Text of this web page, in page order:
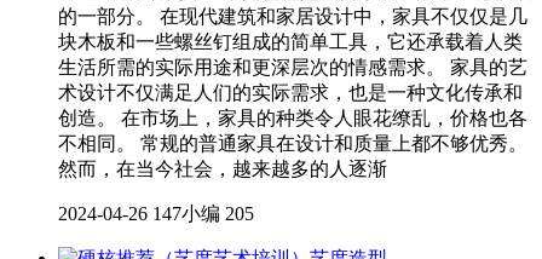
的一部分。 在现代建筑和家居设计中，家具不仅仅是几
块木板和一些螺丝钉组成的简单工具，它还承载着人类
生活所需的实际用途和更深层次的情感需求。 家具的艺
术设计不仅满足人们的实际需求，也是一种文化传承和
创造。 在市场上，家具的种类令人眼花缭乱，价格也各
不相同。 常规的普通家具在设计和质量上都不够优秀。
然而，在当今社会，越来越多的人逐渐
2024-04-26 147小编 205